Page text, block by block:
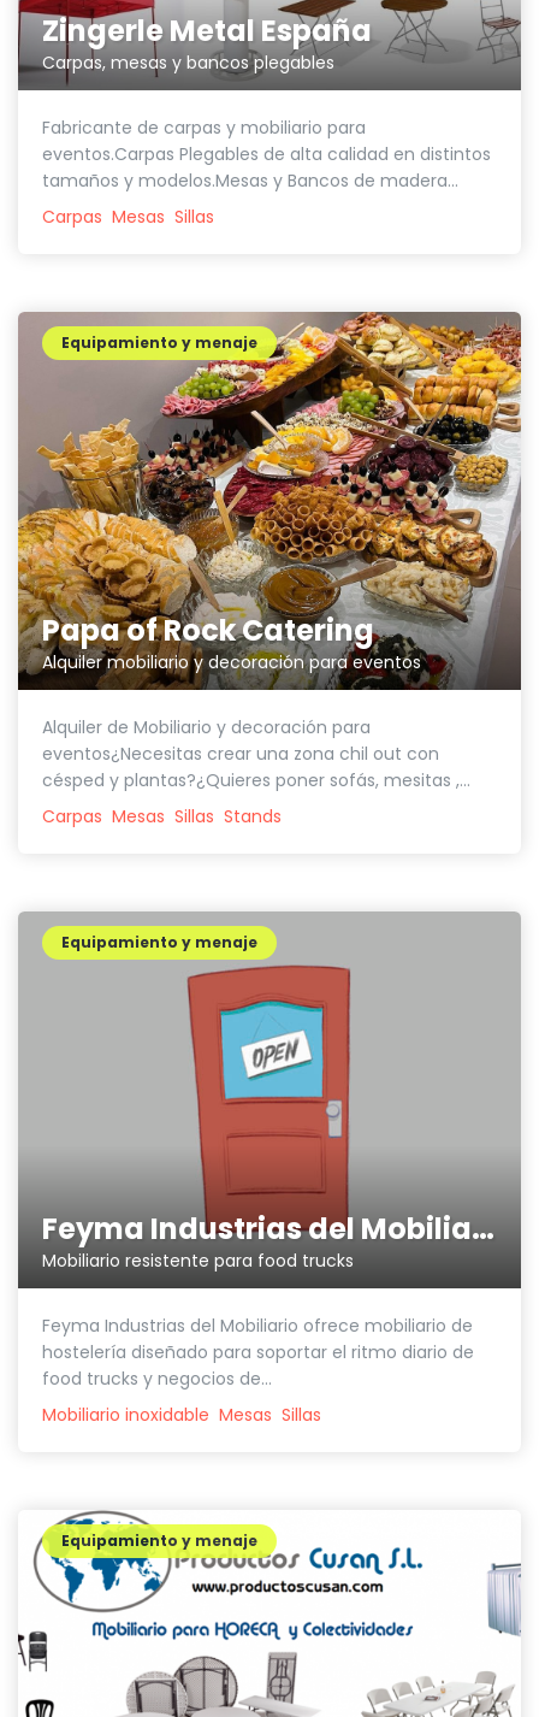
Zingerle Metal España
Carpas, mesas y bancos plegables
Fabricante de carpas y mobiliario para
eventos.Carpas Plegables de alta calidad en distintos
tamaños y modelos.Mesas y Bancos de madera...
Carpas Mesas Sillas
Papa of Rock Catering
Alquiler mobiliario y decoración para eventos
Equipamiento y menaje
Alquiler de Mobiliario y decoración para
eventos¿Necesitas crear una zona chil out con
césped y plantas?¿Quieres poner sofás, mesitas ,...
Carpas Mesas Sillas Stands
Feyma Industrias del Mobiliario
Mobiliario resistente para food trucks
Equipamiento y menaje
Feyma Industrias del Mobiliario ofrece mobiliario de
hostelería diseñado para soportar el ritmo diario de
food trucks y negocios de...
Mobiliario inoxidable Mesas Sillas
Equipamiento y menaje